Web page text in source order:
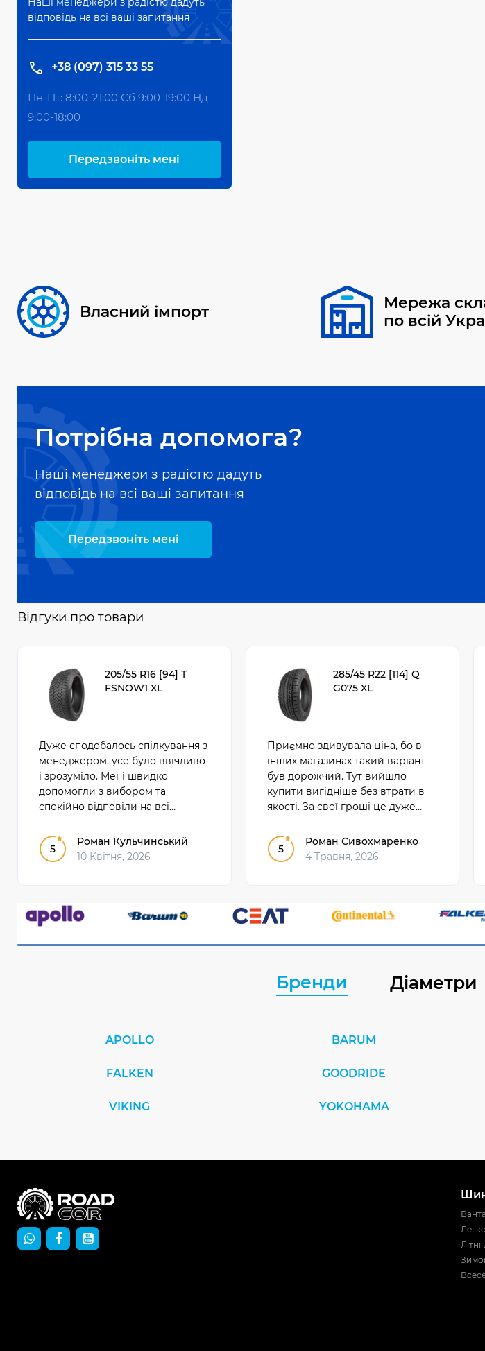
відповідь на всі ваші запитання
+38 (097) 315 33 55
Пн-Пт: 8:00-21:00 Сб 9:00-19:00 Нд
9:00-18:00
Передзвоніть мені
Власний імпорт
Мережа
по всій
Потрібна допомога?
Наші менеджери з радістю дадуть
відповідь на всі ваші запитання
Передзвоніть мені
Відгуки про товари
205/55 R16 [94] T
FSNOW1 XL
Дуже сподобалось спілкування з
менеджером, усе було ввічливо
і зрозуміло. Мені швидко
допомогли з вибором та
спокійно відповіли на всі
залишилися тільки хороші
враження.
5
Роман Кульчинський
10 Квітня, 2026
285/45 R22 [114] Q
G075 XL
Приємно здивувала ціна, бо в
інших магазинах такий варіант
був дорожчий. Тут вийшло
купити вигідніше без втрати в
якості. За свої гроші це дуже
конкурентів.
5
Роман Сивохмаренко
4 Травня, 2026
Бренди Діаметри
APOLLO BARUM
FALKEN GOODRIDE
VIKING YOKOHAMA